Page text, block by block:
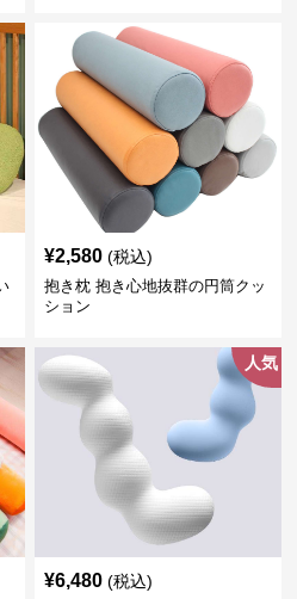
¥2,580 (税込)
抱き枕 抱き心地抜群の円筒クッ
ション
人気
¥6,480 (税込)